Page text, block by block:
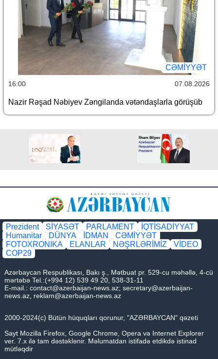
CƏMİYYƏT
16:00 07.08.2026
Nazir Rəşad Nəbiyev Zəngilanda vətəndaşlarla görüşüb
Prezident SİYASƏT PARLAMENT
İQTİSADİYYAT
Humanitar
DÜNYA İDMAN
CƏMİYYƏT
FOTOXRONIKA
ELANLAR NƏŞRLƏRİMİZ
VİDEO
COP29
Azərbaycan Respublikası, Bakı ş., Mətbuat pr. 529-cu məhəllə, 4-cü
mərtəbə Tel.:(+994 12) 539 49 20, 538-31-11
E-mail.: contact@azerbaijan-news.az; secretary@azerbaijan-
news.az reklam@azerbaijan-news.az
2000-2024(c) Bütün hüquqları qorunur, "AZƏRBAYCAN" qəzeti
Sayt Mozilla Firefox, Google Chrome, Opera və Internet Explorer
ver. 7.x ilə tam dəstəklənir. Məlumatdan istifadə etdikdə istinad
mütləqdir